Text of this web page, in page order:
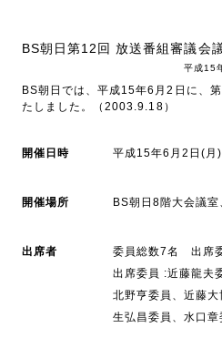
BS朝日第12回 放送番組審議会
平成15
BS朝日では、平成15年6月2日に、
たしました。（2003.9.18）
開催日時 平成15年6月2日(月
開催場所 BS朝日8階大会議
出席者
委員総数7名 出席
出席委員 :近藤龍夫
北野亨委員、近藤
生弘昌委員、水口章